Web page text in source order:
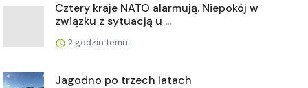
Cztery kraje NATO alarmują. Niepokój w
związku z sytuacją u ...
2 godzin temu
Jagodno po trzech latach